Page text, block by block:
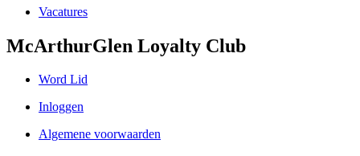
Vacatures
McArthurGlen Loyalty Club
Word Lid
Inloggen
Algemene voorwaarden